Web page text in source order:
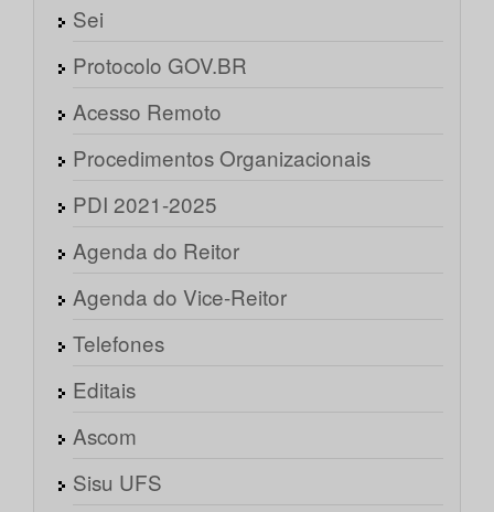
Sei
Protocolo GOV.BR
Acesso Remoto
Procedimentos Organizacionais
PDI 2021-2025
Agenda do Reitor
Agenda do Vice-Reitor
Telefones
Editais
Ascom
Sisu UFS